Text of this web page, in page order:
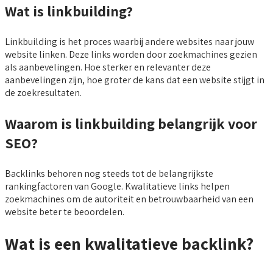
Wat is linkbuilding?
Linkbuilding is het proces waarbij andere websites naar jouw
website linken. Deze links worden door zoekmachines gezien
als aanbevelingen. Hoe sterker en relevanter deze
aanbevelingen zijn, hoe groter de kans dat een website stijgt in
de zoekresultaten.
Waarom is linkbuilding belangrijk voor
SEO?
Backlinks behoren nog steeds tot de belangrijkste
rankingfactoren van Google. Kwalitatieve links helpen
zoekmachines om de autoriteit en betrouwbaarheid van een
website beter te beoordelen.
Wat is een kwalitatieve backlink?